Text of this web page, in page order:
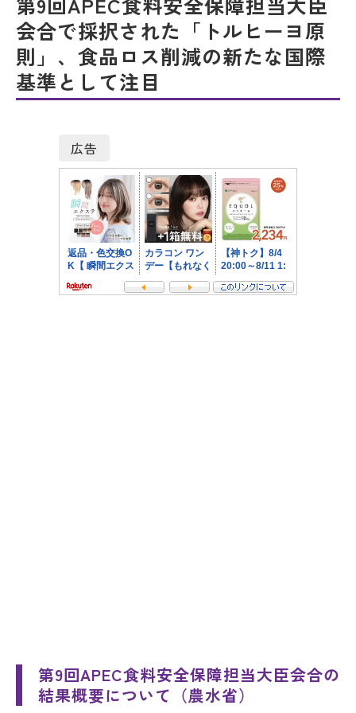
会合で採択された「トルヒーヨ原
則」、食品ロス削減の新たな国際
基準として注目
広告
第9回APEC食料安全保障担当大臣会合の
結果概要について（農水省）